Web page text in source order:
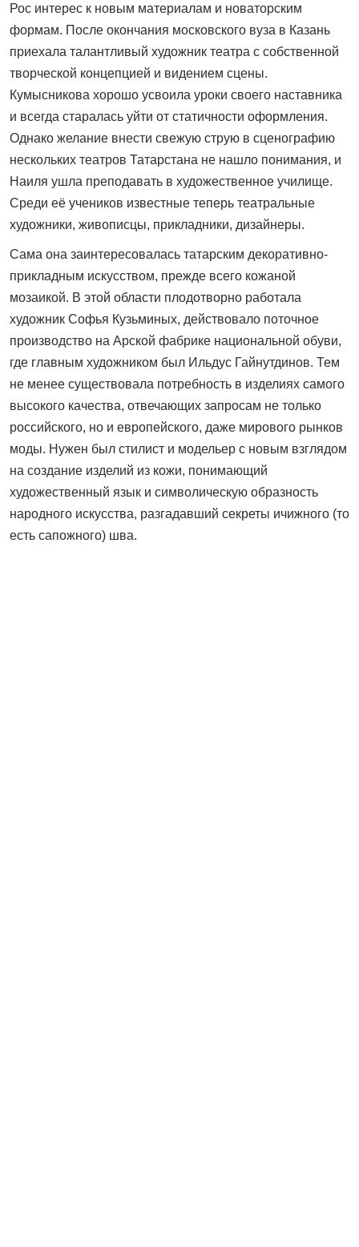
Рос интерес к новым материалам и новаторским
формам. После окончания московского вуза в Казань
приехала талантливый художник театра с собственной
творческой концепцией и видением сцены.
Кумысникова хорошо усвоила уроки своего наставника
и всегда старалась уйти от статичности оформления.
Однако желание внести свежую струю в сценографию
нескольких театров Татарстана не нашло понимания, и
Наиля ушла преподавать в художественное училище.
Среди её учеников известные теперь театральные
художники, живописцы, прикладники, дизайнеры.
Сама она заинтересовалась татарским декоративно-
прикладным искусством, прежде всего кожаной
мозаикой. В этой области плодотворно работала
художник Софья Кузьминых, действовало поточное
производство на Арской фабрике национальной обуви,
где главным художником был Ильдус Гайнутдинов. Тем
не менее существовала потребность в изделиях самого
высокого качества, отвечающих запросам не только
российского, но и европейского, даже мирового рынков
моды. Нужен был стилист и модельер с новым взглядом
на создание изделий из кожи, понимающий
художественный язык и символическую образность
народного искусства, разгадавший секреты ичижного (то
есть сапожного) шва.